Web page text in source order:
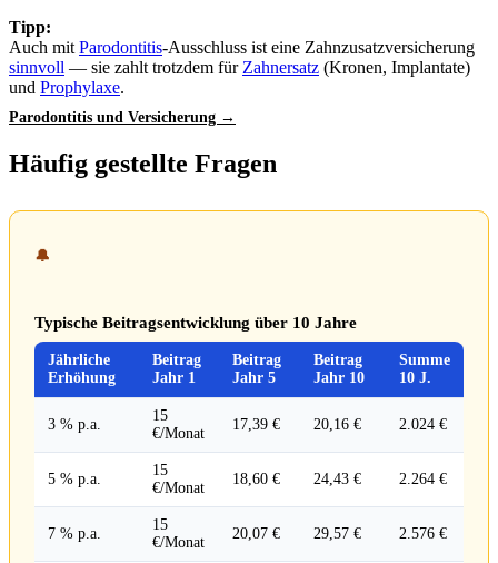
Tipp:
Auch mit Parodontitis-Ausschluss ist eine Zahnzusatzversicherung
sinnvoll — sie zahlt trotzdem für Zahnersatz (Kronen, Implantate)
und Prophylaxe.
Parodontitis und Versicherung →
Häufig gestellte Fragen
🔔
Typische Beitragsentwicklung über 10 Jahre
Jährliche
Erhöhung
Beitrag
Jahr 1
Beitrag
Jahr 5
Beitrag
Jahr 10
Summe
10 J.
3 % p.a.
15
€/Monat
17,39 € 20,16 € 2.024 €
5 % p.a.
15
€/Monat
18,60 € 24,43 € 2.264 €
7 % p.a.
15
€/Monat
20,07 € 29,57 € 2.576 €